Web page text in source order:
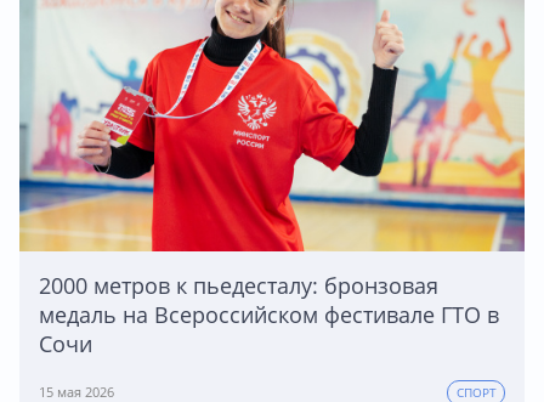
2000 метров к пьедесталу: бронзовая
медаль на Всероссийском фестивале ГТО в
Сочи
15 мая 2026 СПОРТ